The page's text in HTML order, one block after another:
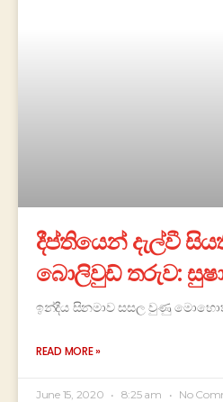
දීප්තියෙන් දැල්වී
බොලිවුඩ් තරුව:
ඉන්දීය සිනමාව සසල වුණු
READ MORE »
June 15, 2020 8:25 am No